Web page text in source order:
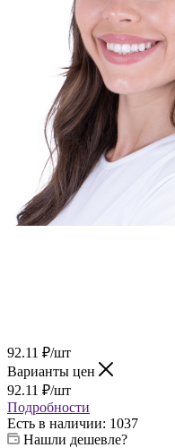
92.11 ₽/шт
Варианты цен
92.11 ₽/шт
Подробности
Есть в наличии: 1037
Нашли дешевле?